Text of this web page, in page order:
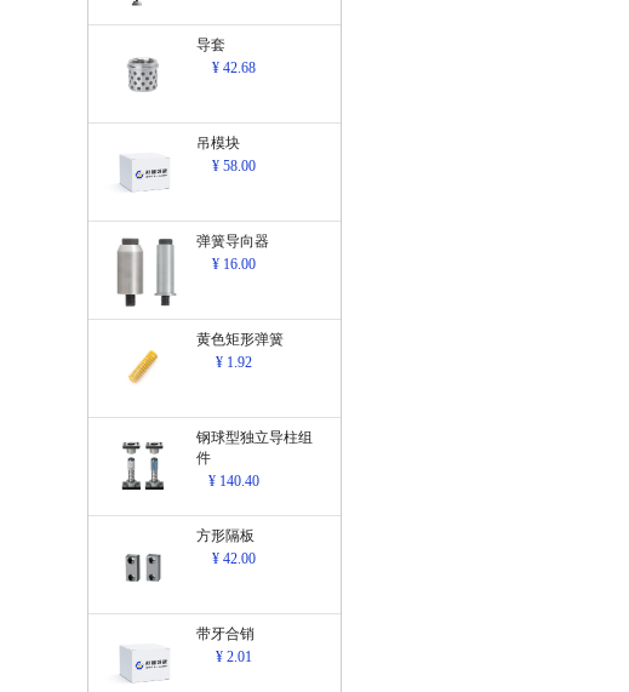
导套
¥ 42.68
吊模块
¥ 58.00
弹簧导向器
¥ 16.00
黄色矩形弹簧
¥ 1.92
钢球型独立导柱组
件
¥ 140.40
方形隔板
¥ 42.00
带牙合销
¥ 2.01